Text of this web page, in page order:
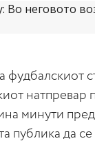
фудбалскиот
натпревар
минути пред
публика да се